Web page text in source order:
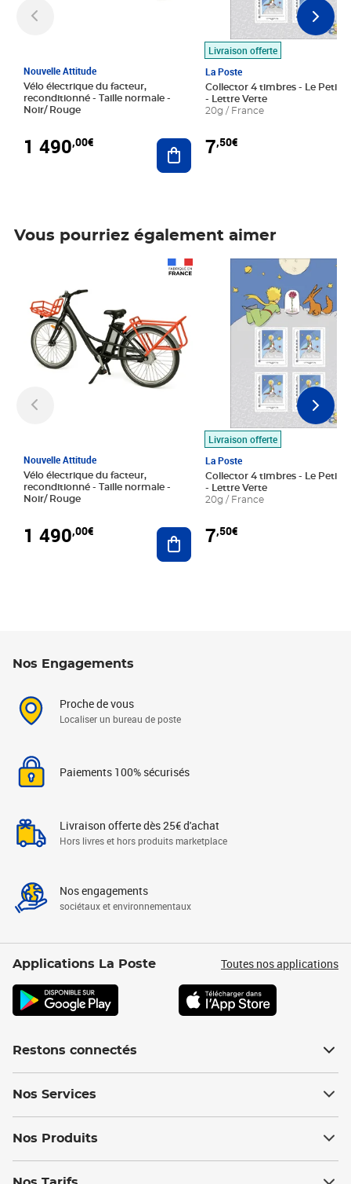
Nouvelle Attitude
Vélo électrique du facteur,
reconditionné - Taille normale -
Noir/ Rouge
1 490,00€ Ajouter au panier
Livraison offerte
La Poste
Collector 4 timbres - Le Petit
- Lettre Verte
20g / France
7,50€
Vous pourriez également aimer
Nouvelle Attitude
Vélo électrique du facteur,
reconditionné - Taille normale -
Noir/ Rouge
1 490,00€ Ajouter au panier
Livraison offerte
La Poste
Collector 4 timbres - Le Petit
- Lettre Verte
20g / France
7,50€
Prix 7,50€
Nos Engagements
Proche de vous
Localiser un bureau de poste
Paiements 100% sécurisés
Livraison offerte dès 25€ d'achat
Hors livres et hors produits marketplace
Nos engagements
sociétaux et environnementaux
Applications La Poste Toutes nos applications
Restons connectés
Nos Services
Nos Produits